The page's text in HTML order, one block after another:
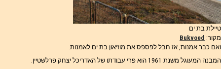
טיילת בת ים
מקור: Bukvoed
ואם כבר אמנות, אז חבל לפספס את מוזיאון בת ים לאמנות.
המבנה המעוגל משנת 1961 הוא פרי עבודתו של האדריכל יצחק פרלשטיין.